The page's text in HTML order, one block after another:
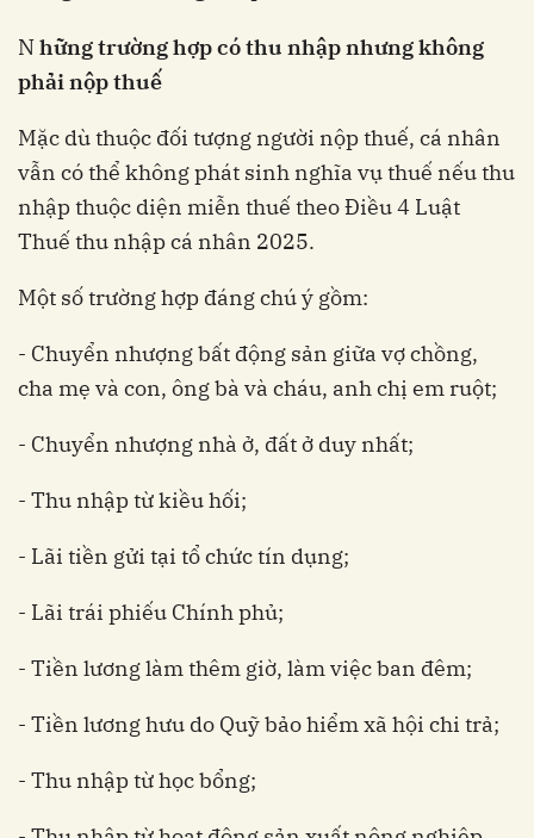
Những trường hợp có thu nhập nhưng không
phải nộp thuế
Mặc dù thuộc đối tượng người nộp thuế, cá nhân
vẫn có thể không phát sinh nghĩa vụ thuế nếu thu
nhập thuộc diện miễn thuế theo Điều 4 Luật
Thuế thu nhập cá nhân 2025.
Một số trường hợp đáng chú ý gồm:
- Chuyển nhượng bất động sản giữa vợ chồng,
cha mẹ và con, ông bà và cháu, anh chị em ruột;
- Chuyển nhượng nhà ở, đất ở duy nhất;
- Thu nhập từ kiều hối;
- Lãi tiền gửi tại tổ chức tín dụng;
- Lãi trái phiếu Chính phủ;
- Tiền lương làm thêm giờ, làm việc ban đêm;
- Tiền lương hưu do Quỹ bảo hiểm xã hội chi trả;
- Thu nhập từ học bổng;